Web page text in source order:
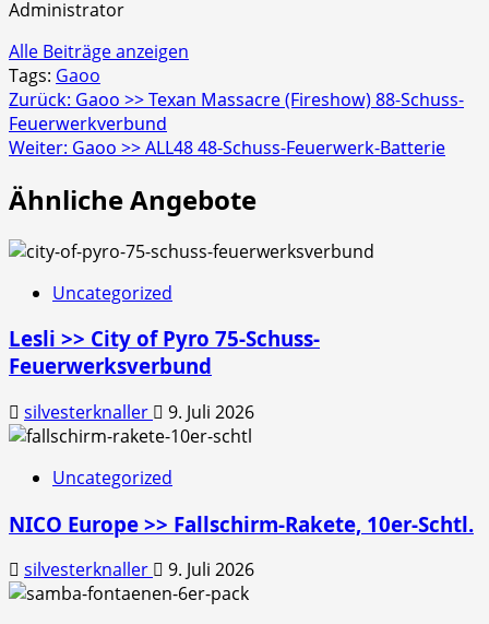
Administrator
Alle Beiträge anzeigen
Tags: Gaoo
Beitragsnavigation
Zurück: Gaoo >> Texan Massacre (Fireshow) 88-Schuss-
Feuerwerkverbund
Weiter: Gaoo >> ALL48 48-Schuss-Feuerwerk-Batterie
Ähnliche Angebote
Uncategorized
Lesli >> City of Pyro 75-Schuss-
Feuerwerksverbund
silvesterknaller 9. Juli 2026
Uncategorized
NICO Europe >> Fallschirm-Rakete, 10er-Schtl.
silvesterknaller 9. Juli 2026